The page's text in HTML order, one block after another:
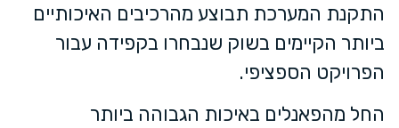
התקנת המערכת תבוצע מהרכיבים האיכותיים
ביותר הקיימים בשוק שנבחרו בקפידה עבור
הפרויקט הספציפי.
החל מהפאנלים באיכות הגבוהה ביותר